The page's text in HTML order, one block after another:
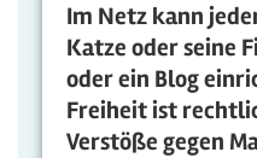
Im Netz kann
Katze oder seine
oder ein Blog
Freiheit ist
Verstöße gegen